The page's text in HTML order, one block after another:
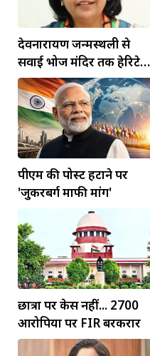
देवनारायण जन्मस्थली से
सवाई भोज मंदिर तक हेरिटेज
कॉरिडोर बनाने की मांग
पीएम की पोस्ट हटाने पर
'जुकरबर्ग माफी मांगें'
छात्रों पर केस नहीं... 2700
आरोपियों पर FIR बरकरार